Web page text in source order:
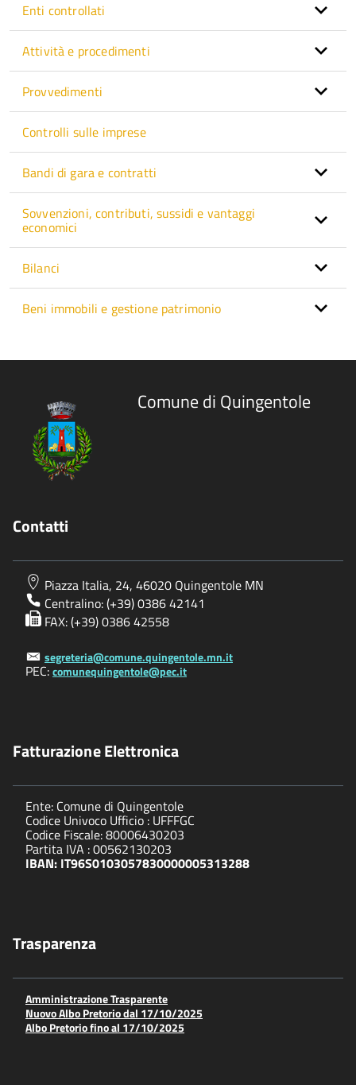
Enti controllati
Attività e procedimenti
Provvedimenti
Controlli sulle imprese
Bandi di gara e contratti
Sovvenzioni, contributi, sussidi e vantaggi
economici
Bilanci
Beni immobili e gestione patrimonio
Comune di Quingentole
Contatti
Piazza Italia, 24, 46020 Quingentole MN
Centralino: (+39) 0386 42141
FAX: (+39) 0386 42558
segreteria@comune.quingentole.mn.it
PEC:comunequingentole@pec.it
Fatturazione Elettronica
Ente: Comune di Quingentole
Codice Univoco Ufficio : UFFFGC
Codice Fiscale: 80006430203
Partita IVA : 00562130203
IBAN: IT96S0103057830000005313288
Trasparenza
Amministrazione Trasparente
Nuovo Albo Pretorio dal 17/10/2025
Albo Pretorio fino al 17/10/2025